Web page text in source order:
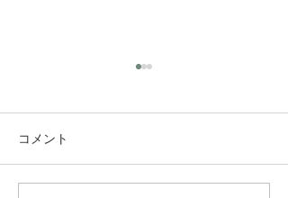
コメント